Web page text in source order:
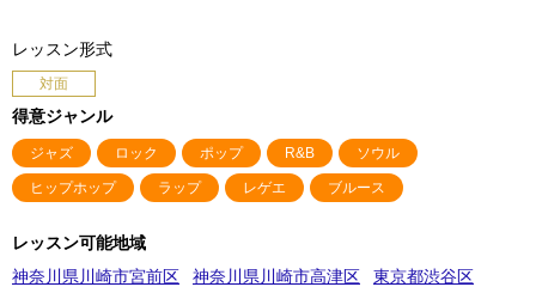
レッスン形式
対面
得意ジャンル
ジャズ ロック ポップ R&B ソウル
ヒップホップ ラップ レゲエ ブルース
レッスン可能地域
神奈川県川崎市宮前区
神奈川県川崎市高津区 東京都渋谷区